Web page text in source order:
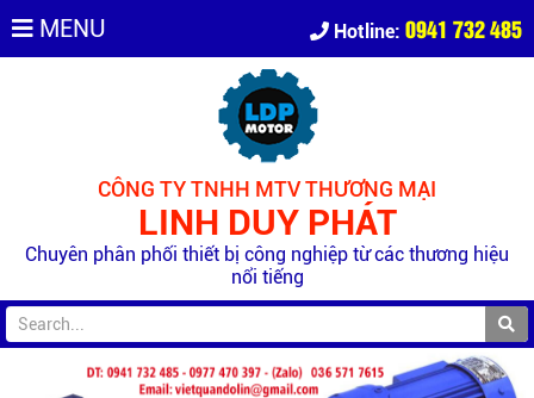
MENU Hotline: 0941 732 485
CÔNG TY TNHH MTV THƯƠNG MẠI
LINH DUY PHÁT
Chuyên phân phối thiết bị công nghiệp từ các thương hiệu
nổi tiếng